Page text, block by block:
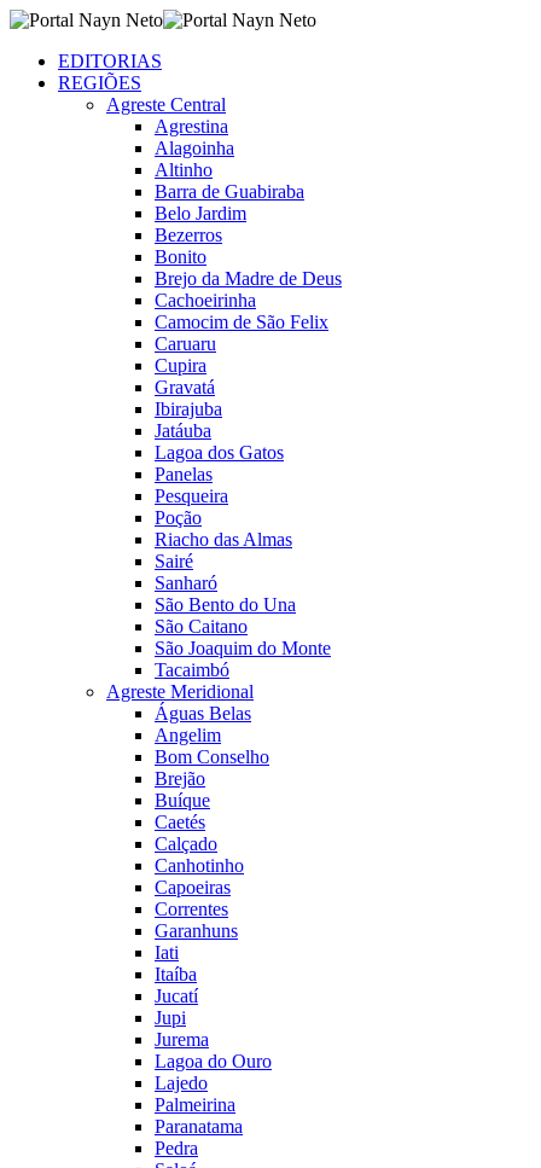
EDITORIAS
REGIÕES
Agreste Central
Agrestina
Alagoinha
Altinho
Barra de Guabiraba
Belo Jardim
Bezerros
Bonito
Brejo da Madre de Deus
Cachoeirinha
Camocim de São Felix
Caruaru
Cupira
Gravatá
Ibirajuba
Jatáuba
Lagoa dos Gatos
Panelas
Pesqueira
Poção
Riacho das Almas
Sairé
Sanharó
São Bento do Una
São Caitano
São Joaquim do Monte
Tacaimbó
Agreste Meridional
Águas Belas
Angelim
Bom Conselho
Brejão
Buíque
Caetés
Calçado
Canhotinho
Capoeiras
Correntes
Garanhuns
Iati
Itaíba
Jucatí
Jupi
Jurema
Lagoa do Ouro
Lajedo
Palmeirina
Paranatama
Pedra